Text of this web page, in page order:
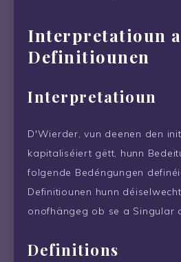
Interpretatioun
Definitiounen
Interpretatioun
D'Wierder, vun deenen den
kapitaliséiert gëtt, hunn
folgende Bedéngungen
Definitiounen hunn
onofhängeg ob se a Singular
Definitions